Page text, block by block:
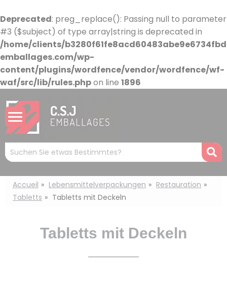
Deprecated: preg_replace(): Passing null to parameter
#3 ($subject) of type array|string is deprecated in
/home/clients/
emballages.com/wp-
content/plugins/wordfence/vendor/wordfence/wf-
waf/src/lib/rules.phpon line 1896
Mots
clés
:
Accueil Lebensmittelverpackungen
Restauration
Tabletts
Tabletts mit Deckeln
Tabletts mit Deckeln